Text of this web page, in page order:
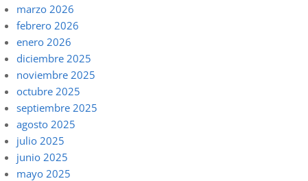
marzo 2026
febrero 2026
enero 2026
diciembre 2025
noviembre 2025
octubre 2025
septiembre 2025
agosto 2025
julio 2025
junio 2025
mayo 2025